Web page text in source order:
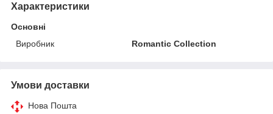
Характеристики
Основні
Виробник
Romantic Collection
Умови доставки
Нова Пошта